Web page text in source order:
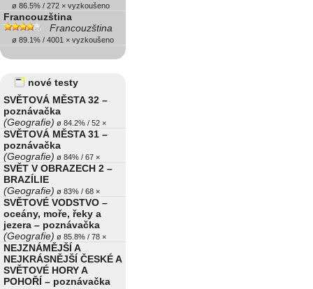
ø 86.5% / 272 × vyzkoušeno
Francouzština
Francouzština
ø 89.1% / 4001 × vyzkoušeno
nové testy
SVĚTOVÁ MĚSTA 32 –
poznávačka
(Geografie) ø 84.2% / 52 ×
SVĚTOVÁ MĚSTA 31 –
poznávačka
(Geografie) ø 84% / 67 ×
SVĚT V OBRAZECH 2 –
BRAZÍLIE
(Geografie) ø 83% / 68 ×
SVĚTOVÉ VODSTVO –
oceány, moře, řeky a
jezera – poznávačka
(Geografie) ø 85.8% / 78 ×
NEJZNÁMĚJŠÍ A
NEJKRÁSNĚJŠÍ ČESKÉ A
SVĚTOVÉ HORY A
POHOŘÍ – poznávačka